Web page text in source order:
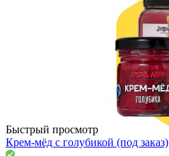
Быстрый просмотр
Крем-мёд с голубикой (под заказ)